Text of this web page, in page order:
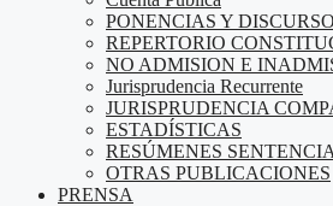
PONENCIAS Y
REPERTORIO
NO ADMISION E
Jurisprudencia Recurrente
JURISPRUDENCIA
ESTADÍSTICAS
RESÚMENES
OTRAS PUBLICACIONES
PRENSA